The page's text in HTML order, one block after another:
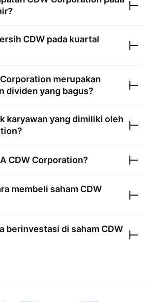
CDW pada kuartal
merupakan
dividen yang bagus?
karyawan yang dimiliki oleh
?
CDW Corporation?
membeli saham CDW
berinvestasi di saham CDW